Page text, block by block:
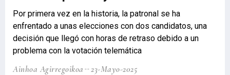
Por primera vez en la historia, la patronal se ha
enfrentado a unas elecciones con dos candidatos, una
decisión que llegó con horas de retraso debido a un
problema con la votación telemática
Ainhoa Agirregoikoa 23-Mayo-2025